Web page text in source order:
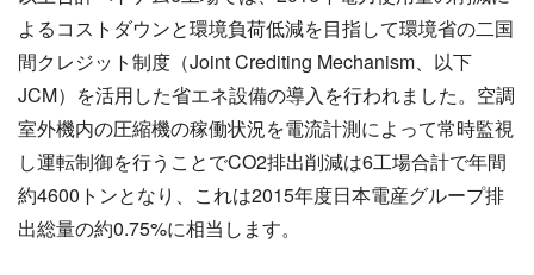
よるコストダウンと環境負荷低減を目指して環境省の二国
間クレジット制度（Joint Crediting Mechanism、以下
JCM）を活用した省エネ設備の導入を行われました。空調
室外機内の圧縮機の稼働状況を電流計測によって常時監視
し運転制御を行うことでCO2排出削減は6工場合計で年間
約4600トンとなり、これは2015年度日本電産グループ排
出総量の約0.75%に相当します。